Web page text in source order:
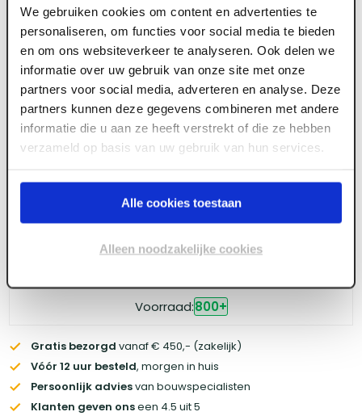
We gebruiken cookies om content en advertenties te
personaliseren, om functies voor social media te bieden
en om ons websiteverkeer te analyseren. Ook delen we
informatie over uw gebruik van onze site met onze
partners voor social media, adverteren en analyse. Deze
partners kunnen deze gegevens combineren met andere
informatie die u aan ze heeft verstrekt of die ze hebben
verzameld op basis van uw gebruik van hun services.
Alle cookies toestaan
Alleen noodzakelijke cookies
9 mm x 2440 x 1220 OSB3 Zero RK ext. FSC
Meld je aan of maak een account aan om toegang
te krijgen tot de prijzen.
account
Voorraad:800+
Gratis bezorgd vanaf € 450,- (zakelijk)
Vóór 12 uur besteld, morgen in huis
Persoonlijk adviesvan bouwspecialisten
Klanten geven onseen 4.5 uit 5